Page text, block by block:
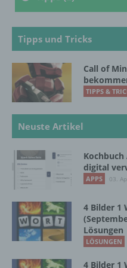
Tipps und Tricks
Call of
TIPPS &
Neuste Artikel
Kochbuch
digital
APPS 03.
4 Bilder 1
Lösungen
LÖSUNGEN
4 Bilder 1
Name und Anschrift des
Verantwortlichen
Verantwortlicher im
Grundverordnung,
der Europäischen
Datenschutzgesetze
mit
InnoMobile GmbH
Schlehenweg 20
18069 Lambrechtshagen